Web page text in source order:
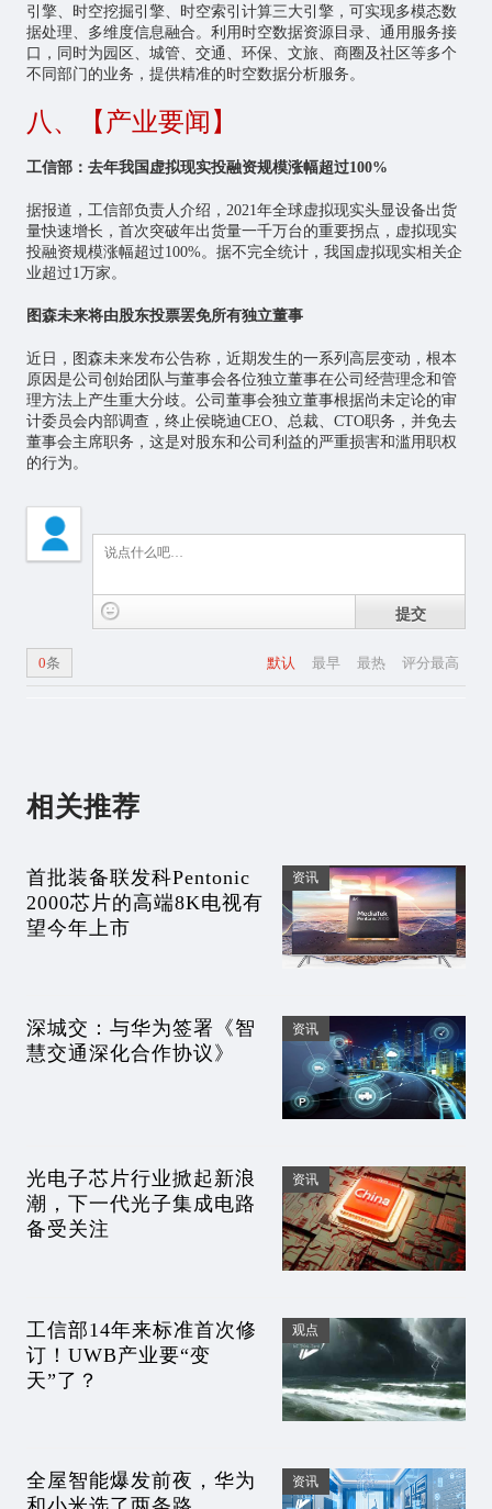
引擎、时空挖掘引擎、时空索引计算三大引擎，可实现多模态数
据处理、多维度信息融合。利用时空数据资源目录、通用服务接
口，同时为园区、城管、交通、环保、文旅、商圈及社区等多个
不同部门的业务，提供精准的时空数据分析服务。
八、【产业要闻】
工信部：去年我国虚拟现实投融资规模涨幅超过100%
据报道，工信部负责人介绍，2021年全球虚拟现实头显设备出货
量快速增长，首次突破年出货量一千万台的重要拐点，虚拟现实
投融资规模涨幅超过100%。据不完全统计，我国虚拟现实相关企
业超过1万家。
图森未来将由股东投票罢免所有独立董事
近日，图森未来发布公告称，近期发生的一系列高层变动，根本
原因是公司创始团队与董事会各位独立董事在公司经营理念和管
理方法上产生重大分歧。公司董事会独立董事根据尚未定论的审
计委员会内部调查，终止侯晓迪CEO、总裁、CTO职务，并免去
董事会主席职务，这是对股东和公司利益的严重损害和滥用职权
的行为。
提交
默认 最早 最热 评分最高
0条
相关推荐
首批装备联发科Pentonic
2000芯片的高端8K电视有
望今年上市
资讯
深城交：与华为签署《智
慧交通深化合作协议》
资讯
光电子芯片行业掀起新浪
潮，下一代光子集成电路
备受关注
资讯
工信部14年来标准首次修
订！UWB产业要“变
天”了？
观点
全屋智能爆发前夜，华为
资讯